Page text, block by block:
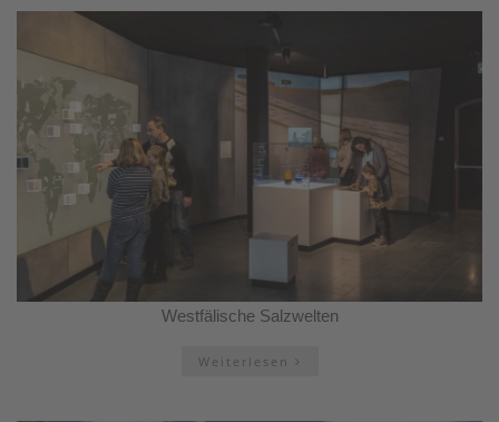
Westfälische Salzwelten
Weiterlesen